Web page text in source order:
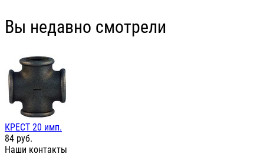
Вы недавно смотрели
КРЕСТ 20 имп.
84 руб.
Наши контакты